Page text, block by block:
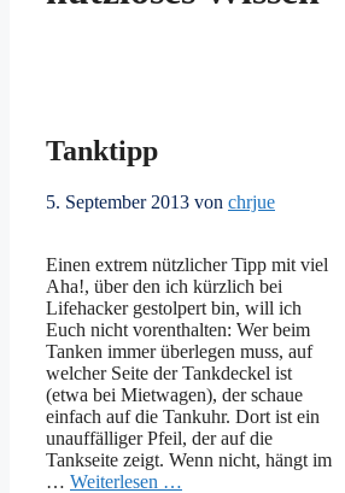
Tanktipp
5. September 2013 von chrjue
Einen extrem nützlicher Tipp mit viel
Aha!, über den ich kürzlich bei
Lifehacker gestolpert bin, will ich
Euch nicht vorenthalten: Wer beim
Tanken immer überlegen muss, auf
welcher Seite der Tankdeckel ist
(etwa bei Mietwagen), der schaue
einfach auf die Tankuhr. Dort ist ein
unauffälliger Pfeil, der auf die
Tankseite zeigt. Wenn nicht, hängt im
… Weiterlesen …